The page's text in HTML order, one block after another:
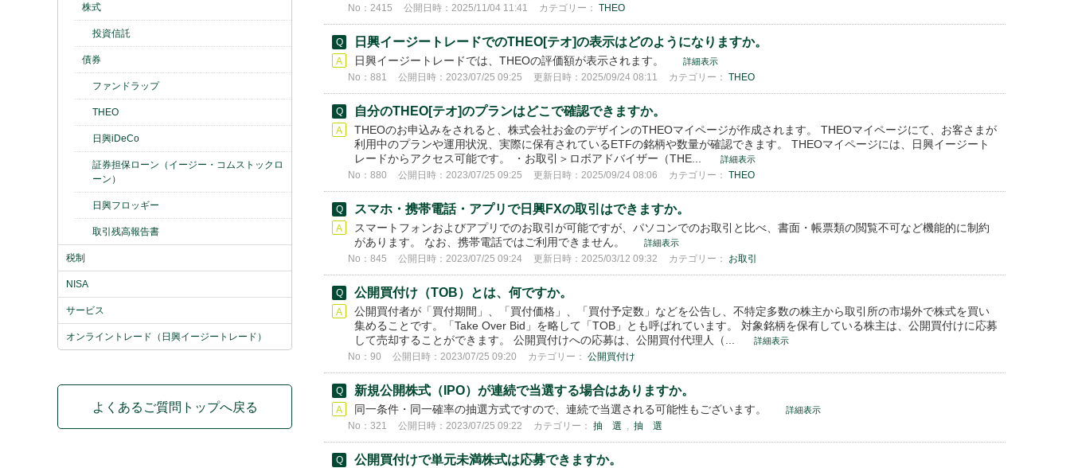
株式
投資信託
債券
ファンドラップ
THEO
日興iDeCo
証券担保ローン（イージー・コムストックロ
ーン）
日興フロッギー
取引残高報告書
税制
NISA
サービス
オンライントレード（日興イージートレード）
よくあるご質問トップへ戻る
No：2415 公開日時：2025/11/04 11:41 カテゴリー： THEO
日興イージートレードでのTHEO[テオ]の表示はどのようになりますか。
日興イージートレードでは、THEOの評価額が表示されます。 詳細表示
No：881 公開日時：2023/07/25 09:25 更新日時：2025/09/24 08:11 カテゴリー： THEO
自分のTHEO[テオ]のプランはどこで確認できますか。
THEOのお申込みをされると、株式会社お金のデザインのTHEOマイページが作成されます。 THEOマイページにて、お客さまが
利用中のプランや運用状況、実際に保有されているETFの銘柄や数量が確認できます。 THEOマイページには、日興イージート
レードからアクセス可能です。 ・お取引＞ロボアドバイザー（THE...
詳細表示
No：880 公開日時：2023/07/25 09:25 更新日時：2025/09/24 08:06 カテゴリー： THEO
スマホ・携帯電話・アプリで日興FXの取引はできますか。
スマートフォンおよびアプリでのお取引が可能ですが、パソコンでのお取引と比べ、書面・帳票類の閲覧不可など機能的に制約
があります。 なお、携帯電話ではご利用できません。
詳細表示
No：845 公開日時：2023/07/25 09:24 更新日時：2025/03/12 09:32 カテゴリー： お取引
公開買付け（TOB）とは、何ですか。
公開買付者が「買付期間」、「買付価格」、「買付予定数」などを公告し、不特定多数の株主から取引所の市場外で株式を買い
集めることです。「Take Over Bid」を略して「TOB」とも呼ばれています。 対象銘柄を保有している株主は、公開買付けに応募
して売却することができます。 公開買付けへの応募は、公開買付代理人（...
詳細表示
No：90 公開日時：2023/07/25 09:20 カテゴリー： 公開買付け
新規公開株式（IPO）が連続で当選する場合はありますか。
同一条件・同一確率の抽選方式ですので、連続で当選される可能性もございます。 詳細表示
No：321 公開日時：2023/07/25 09:22 カテゴリー： 抽 選 抽 選
公開買付けで単元未満株式は応募できますか。